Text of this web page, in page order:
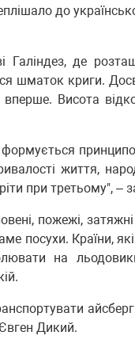
до
де
шматок криги.
Висота
життя,
при третьому", –
пожежі,
посухи. Країни,
на
Дикий.